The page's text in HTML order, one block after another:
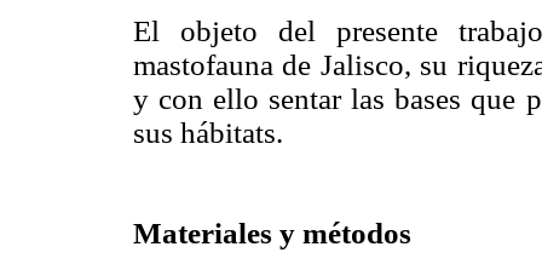
El objeto del presente
mastofauna de Jalisco, su
y con ello sentar las bases que
sus hábitats.
Materiales y métodos